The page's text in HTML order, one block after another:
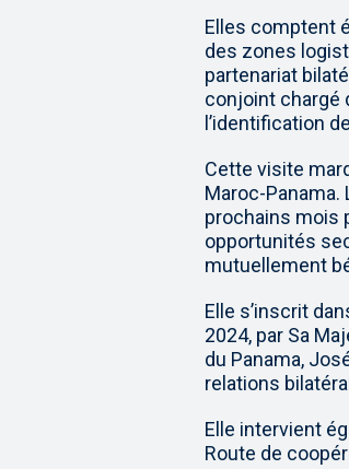
Elles comptent
des zones
partenariat
conjoint chargé
l’identification
Cette visite
Maroc-
prochains mois
opportunités
mutuellement
Elle s’inscrit
2024, par Sa
du Panama,
relations
Elle intervient
Route de